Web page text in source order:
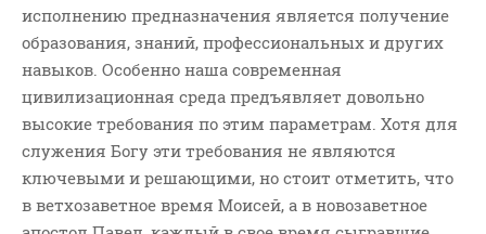
исполнению предназначения является получение
образования, знаний, профессиональных и других
навыков. Особенно наша современная
цивилизационная среда предъявляет довольно
высокие требования по этим параметрам. Хотя для
служения Богу эти требования не являются
ключевыми и решающими, но стоит отметить, что
в ветхозаветное время Моисей, а в новозаветное